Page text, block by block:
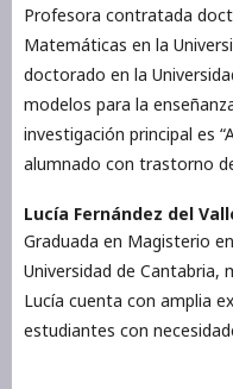
Profesora contratada
Matemáticas en la
doctorado en la
modelos para la
investigación principal es
alumnado con trastorno
Lucía Fernández del
Graduada en Magisterio
Universidad de Cantabria,
Lucía cuenta con amplia
estudiantes con